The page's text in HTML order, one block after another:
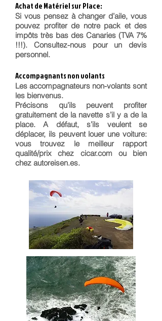
Achat de Matériel sur Place:
Si vous pensez à changer d’aile, vous
pouvez profiter de notre pack et des
impôts très bas des Canaries (TVA 7%
!!!). Consultez-nous pour un devis
personnel.
Accompagnants non volants
Les accompagnateurs non-volants sont
les bienvenus.​
Précisons qu’ils peuvent profiter
gratuitement de la navette s’il y a de la
place. A défaut, s’ils veulent se
déplacer, ils peuvent louer une voiture:
vous trouvez le meilleur rapport
qualité/prix chez cicar.com ou bien
chez autoreisen.es.